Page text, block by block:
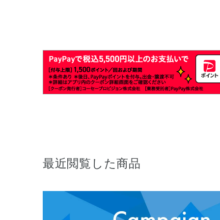
最近閲覧した商品